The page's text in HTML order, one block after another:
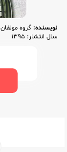
نویسنده: گروه مولفان
سال انتشار: 1395